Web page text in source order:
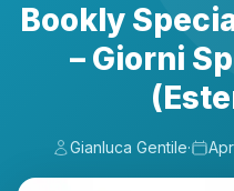
Bookly
– Giorni
Gianluca Gentile·